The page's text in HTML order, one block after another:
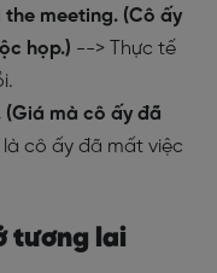
the meeting. (Cô ấy
họp.) --> Thực tế
(Giá mà cô ấy đã
cô ấy đã mất việc
tương lai